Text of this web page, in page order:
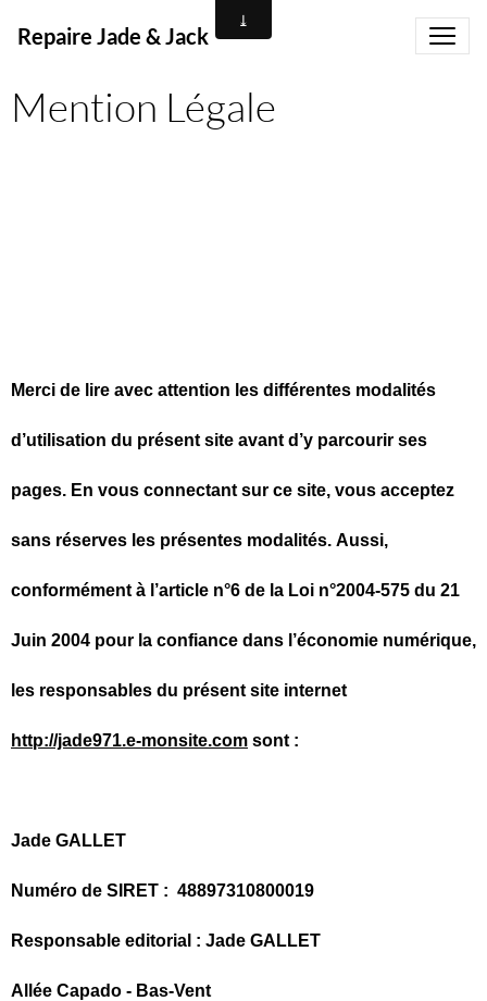
Repaire Jade & Jack
Mention Légale
Merci de lire avec attention les différentes modalités
d’utilisation du présent site avant d’y parcourir ses
pages. En vous connectant sur ce site, vous acceptez
sans réserves les présentes modalités. Aussi,
conformément à l’article n°6 de la Loi n°2004-575 du 21
Juin 2004 pour la confiance dans l’économie numérique,
les responsables du présent site internet
http://jade971.e-monsite.com sont :
Jade GALLET
Numéro de SIRET : 48897310800019
Responsable editorial : Jade GALLET
Allée Capado - Bas-Vent